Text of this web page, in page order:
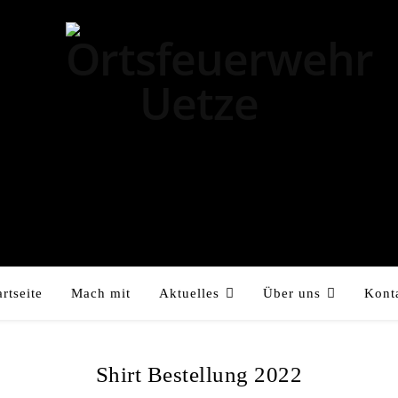
Mach mit Aktuelles Über uns
Shirt Bestellung 2022